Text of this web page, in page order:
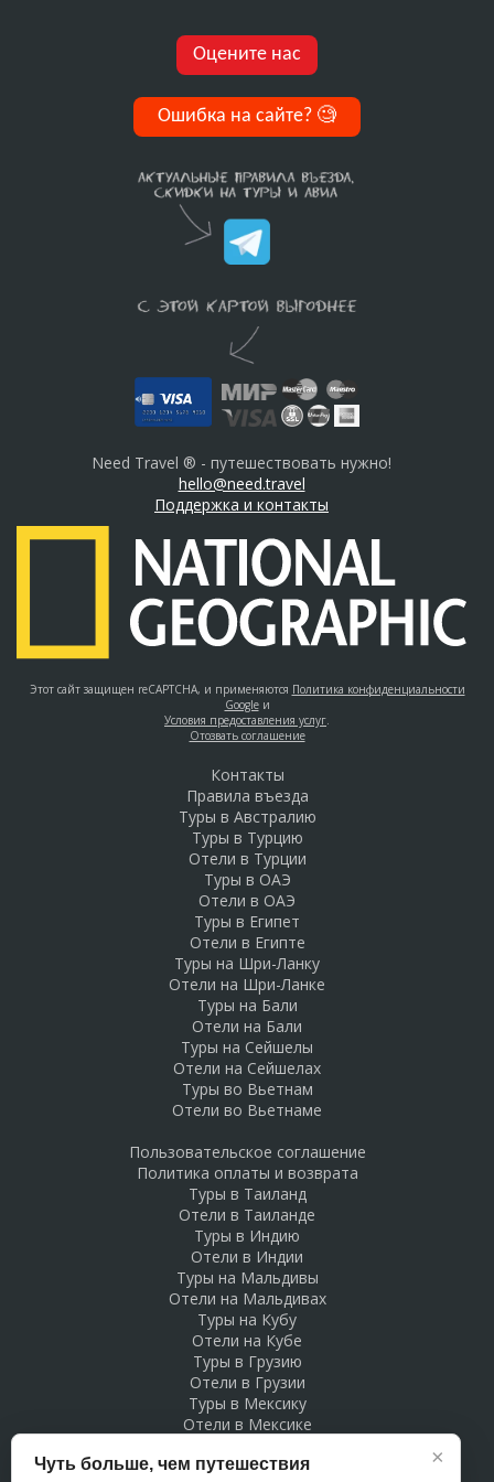
Оцените нас
Ошибка на сайте? 🧐
Need Travel ® - путешествовать нужно!
hello@need.travel
Поддержка и контакты
Этот сайт защищен reCAPTCHA, и применяются Политика конфиденциальности
Googleи
Условия предоставления услуг.
Отозвать соглашение
Контакты
Правила въезда
Туры в Австралию
Туры в Турцию
Отели в Турции
Туры в ОАЭ
Отели в ОАЭ
Туры в Египет
Отели в Египте
Туры на Шри-Ланку
Отели на Шри-Ланке
Туры на Бали
Отели на Бали
Туры на Сейшелы
Отели на Сейшелах
Туры во Вьетнам
Отели во Вьетнаме
Пользовательское соглашение
Политика оплаты и возврата
Туры в Таиланд
Отели в Таиланде
Туры в Индию
Отели в Индии
Туры на Мальдивы
Отели на Мальдивах
Туры на Кубу
Отели на Кубе
Туры в Грузию
Отели в Грузии
Туры в Мексику
Отели в Мексике
Отели в Доминикане
×
Чуть больше, чем путешествия